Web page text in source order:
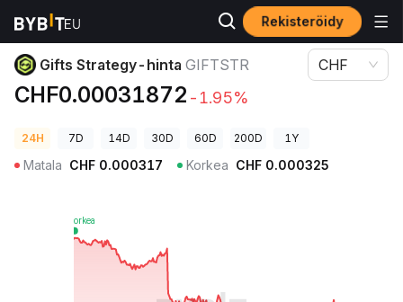
Rekisteröidy
Kryptohinnat Gifts Strategy-hinta GIFTSTR
Gifts Strategy-hinta GIFTSTR
CHF0.00031872 -1.95%
CHF
24H 7D 14D 30D 60D 200D 1Y
Matala CHF 0.000317 Korkea CHF 0.000325